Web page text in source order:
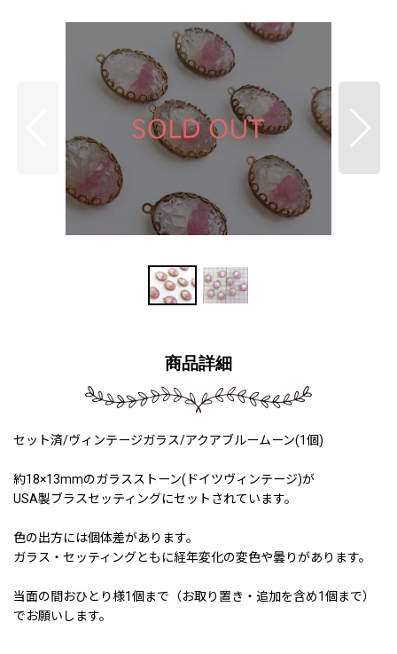
商品詳細
セット済/ヴィンテージガラス/アクアブルームーン(1個)
約18×13mmのガラスストーン(ドイツヴィンテージ)が
USA製ブラスセッティングにセットされています。
色の出方には個体差があります。
ガラス・セッティングともに経年変化の変色や曇りがあります。
当面の間おひとり様1個まで（お取り置き・追加を含め1個まで）
でお願いします。